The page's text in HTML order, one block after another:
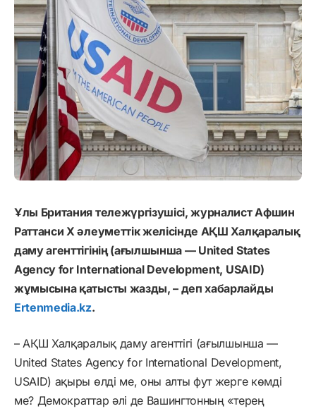
Ұлы Британия тележүргізушісі, журналист Афшин
Раттанси Х әлеуметтік желісінде АҚШ Халқаралық
даму агенттігінің (ағылшынша — United States
Agency for International Development, USAID)
жұмысына қатысты жазды, – деп хабарлайды
Ertenmedia.kz.
– АҚШ Халқаралық даму агенттігі (ағылшынша —
United States Agency for International Development,
USAID) ақыры өлді ме, оны алты фут жерге көмді
ме? Демократтар әлі де Вашингтонның «терең